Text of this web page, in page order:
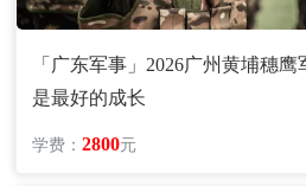
「广东军事」2026广州黄埔穗
是最好的成长
学费：2800元